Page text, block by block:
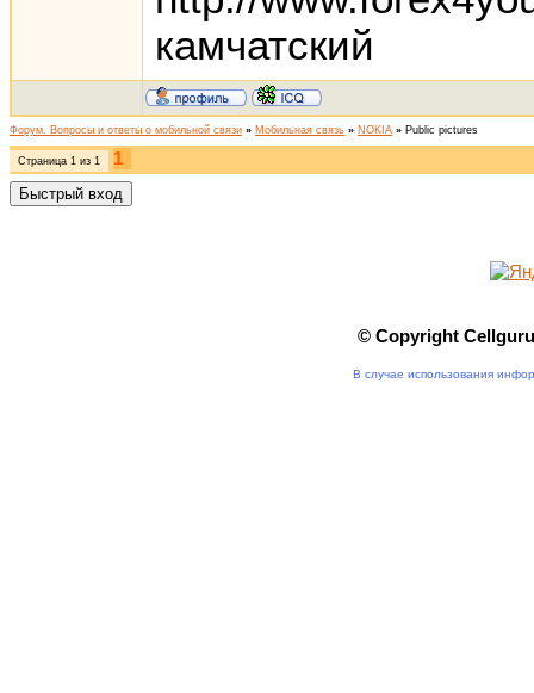
камчатский
Форум. Вопросы и ответы о мобильной связи » Мобильная связь » NOKIA » Public pictures
Страница 1 из 1 1
© Copyright
В случае использования